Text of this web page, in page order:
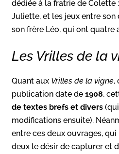
dédiée à la fratrie de
Juliette, et les jeux entre
son frère Léo, qui ont quatre
Les Vrilles de la
Quant aux Vrilles de la vigne,
publication date de 1908,
de textes brefs et divers
modifications ensuite).
entre ces deux ouvrages,
deux le désir de capturer et